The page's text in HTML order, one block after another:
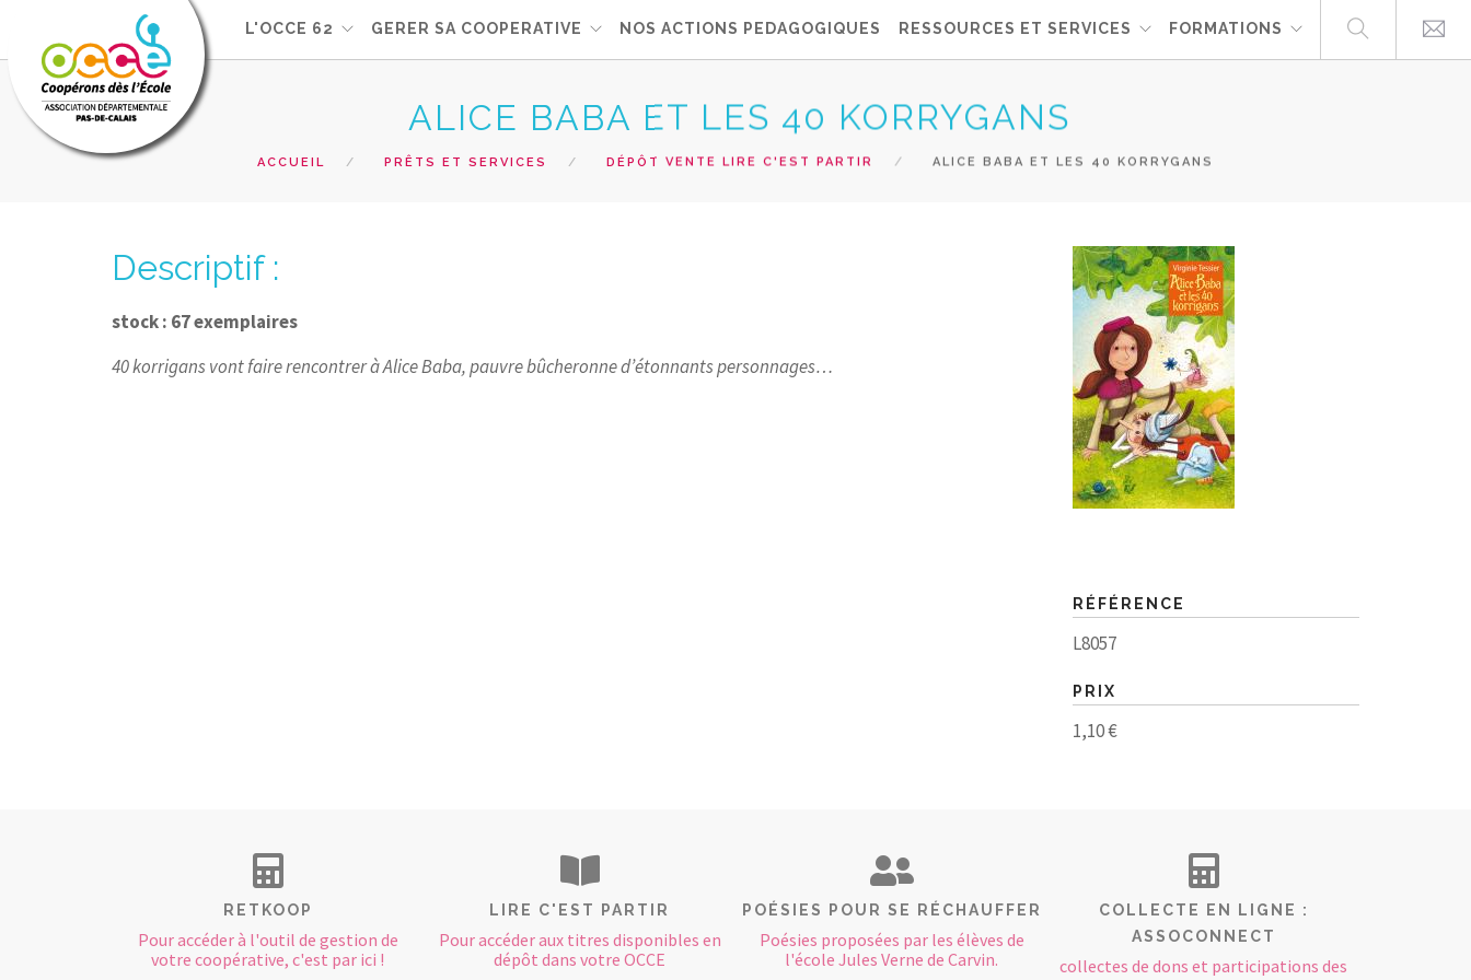
L'OCCE 62 GERER SA COOPERATIVE NOS ACTIONS PEDAGOGIQUES RESSOURCES ET SERVICES FORMATIONS
ALICE BABA ET LES 40 KORRYGANS
ACCUEIL PRÊTS ET SERVICES DÉPÔT VENTE LIRE C'EST PARTIR ALICE BABA ET LES 40 KORRYGANS
Descriptif :
stock : 67 exemplaires
40 korrigans vont faire rencontrer à Alice Baba, pauvre bûcheronne d’étonnants personnages…
RÉFÉRENCE
L8057
PRIX
1,10 €
RETKOOP
Pour accéder à l'outil de gestion de
votre coopérative, c'est par ici !
LIRE C'EST PARTIR
Pour accéder aux titres disponibles en
dépôt dans votre OCCE
POÉSIES POUR SE RÉCHAUFFER
Poésies proposées par les élèves de
l'école Jules Verne de Carvin.
COLLECTE EN LIGNE :
ASSOCONNECT
collectes de dons et participations des